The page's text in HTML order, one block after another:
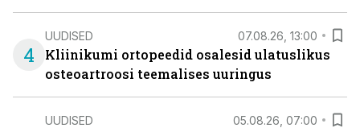
4
UUDISED 07.08.26, 13:00
Kliinikumi ortopeedid osalesid ulatuslikus
osteoartroosi teemalises uuringus
UUDISED 05.08.26, 07:00